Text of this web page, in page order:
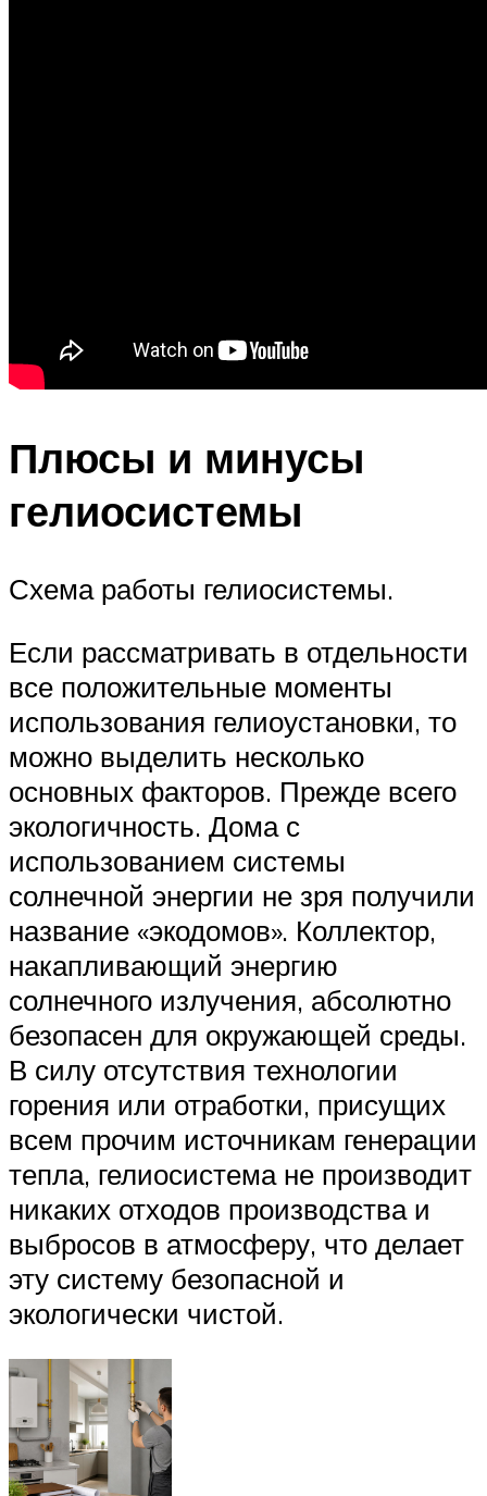
Плюсы и минусы
гелиосистемы
Схема работы гелиосистемы.
Если рассматривать в отдельности
все положительные моменты
использования гелиоустановки, то
можно выделить несколько
основных факторов. Прежде всего
экологичность. Дома с
использованием системы
солнечной энергии не зря получили
название «экодомов». Коллектор,
накапливающий энергию
солнечного излучения, абсолютно
безопасен для окружающей среды.
В силу отсутствия технологии
горения или отработки, присущих
всем прочим источникам генерации
тепла, гелиосистема не производит
никаких отходов производства и
выбросов в атмосферу, что делает
эту систему безопасной и
экологически чистой.